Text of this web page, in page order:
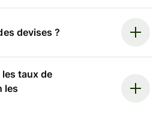
devises ?
taux de
les